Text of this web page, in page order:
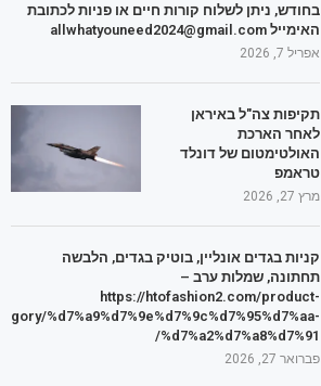
בחודש, ניתן לשלוח קורות חיים או פניות לכתובת
האימייל allwhatyouneed2024@gmail.com
אפריל 7, 2026
תקיפות צה"ל באיראן
לאחר הארכת
האולטימטום של דונלד
טראמפ
מרץ 27, 2026
קניות בגדים אונליין, בוטיק בגדים, הלבשה
תחתונה, שמלות ערב –
https://htofashion2.com/product-
%d7%a9%d7%9e%d7%9c%d7%95%d7%aa-
%d7%a2%d7%a8%d7%91/
פברואר 27, 2026